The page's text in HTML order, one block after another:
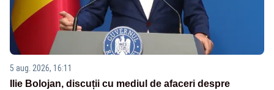
5 aug. 2026, 16:11
Ilie Bolojan, discuții cu mediul de afaceri despre